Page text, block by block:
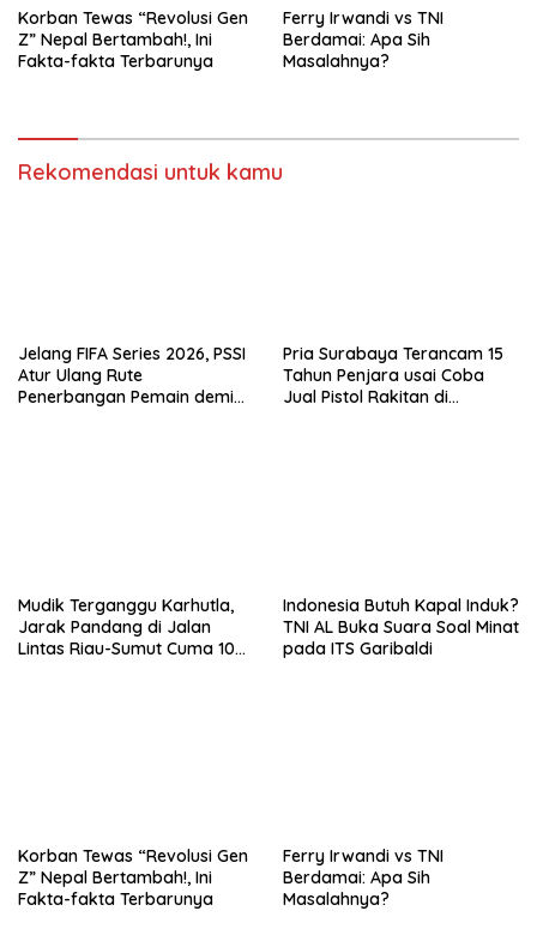
Korban Tewas “Revolusi Gen
Z” Nepal Bertambah!, Ini
Fakta-fakta Terbarunya
Ferry Irwandi vs TNI
Berdamai: Apa Sih
Masalahnya?
Rekomendasi untuk kamu
Jelang FIFA Series 2026, PSSI
Atur Ulang Rute
Penerbangan Pemain demi
Pria Surabaya Terancam 15
Tahun Penjara usai Coba
Jual Pistol Rakitan di
Mudik Terganggu Karhutla,
Jarak Pandang di Jalan
Lintas Riau-Sumut Cuma 10
Indonesia Butuh Kapal Induk?
TNI AL Buka Suara Soal Minat
pada ITS Garibaldi
Korban Tewas “Revolusi Gen
Z” Nepal Bertambah!, Ini
Fakta-fakta Terbarunya
Ferry Irwandi vs TNI
Berdamai: Apa Sih
Masalahnya?